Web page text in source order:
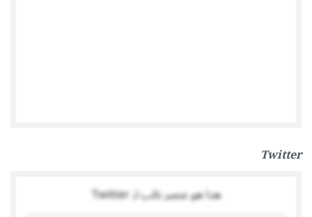
Twitter
هذا هو عنصر نائب لـ Twitter